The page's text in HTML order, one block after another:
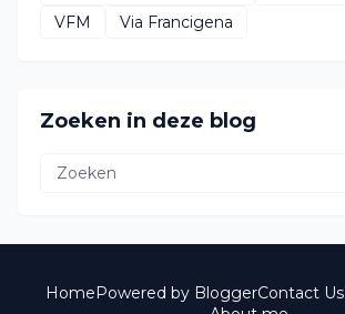
VFM
Via Francigena
Zoeken in deze blog
HomePowered by BloggerContact Us